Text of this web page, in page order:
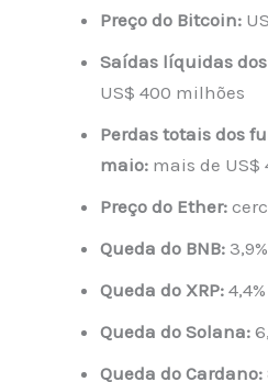
Preço do Bitcoin:
Saídas líquidas
US$ 400 milhões
Perdas totais dos
maio: mais de US$
Preço do Ether:
Queda do BNB: 3,9%
Queda do XRP: 4,4%
Queda do Solana:
Queda do Cardano: